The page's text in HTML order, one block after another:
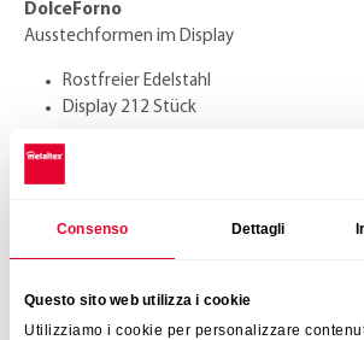
Consenso Dettagli
Questo sito web utilizza i cookie
Utilizziamo i cookie per personalizzare
DolceForno
Ausstechformen im Display
Rostfreier Edelstahl
Display 212 Stück
Farbe
6 verschiedene Motive: Engel,
Display-Masse
20,5 x 22 x 22 cm